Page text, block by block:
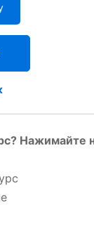
Нажимайте